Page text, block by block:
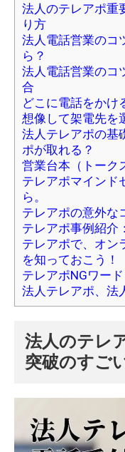
法人のテレアポ重
り方
法人電話営業のコ
ら？
法人電話営業のコ
合
どこに電話をかけ
想像して架電先を
法人テレアポの基
ポが取れる？
営業台本（トーク
テレアポマインド
ら。
テレアポの意外な
テレアポ事例紹介
テレアポで、オン
を知っておこう！
テレアポNGワード
法人テレアポ、法
法人のテレ
突破のすご